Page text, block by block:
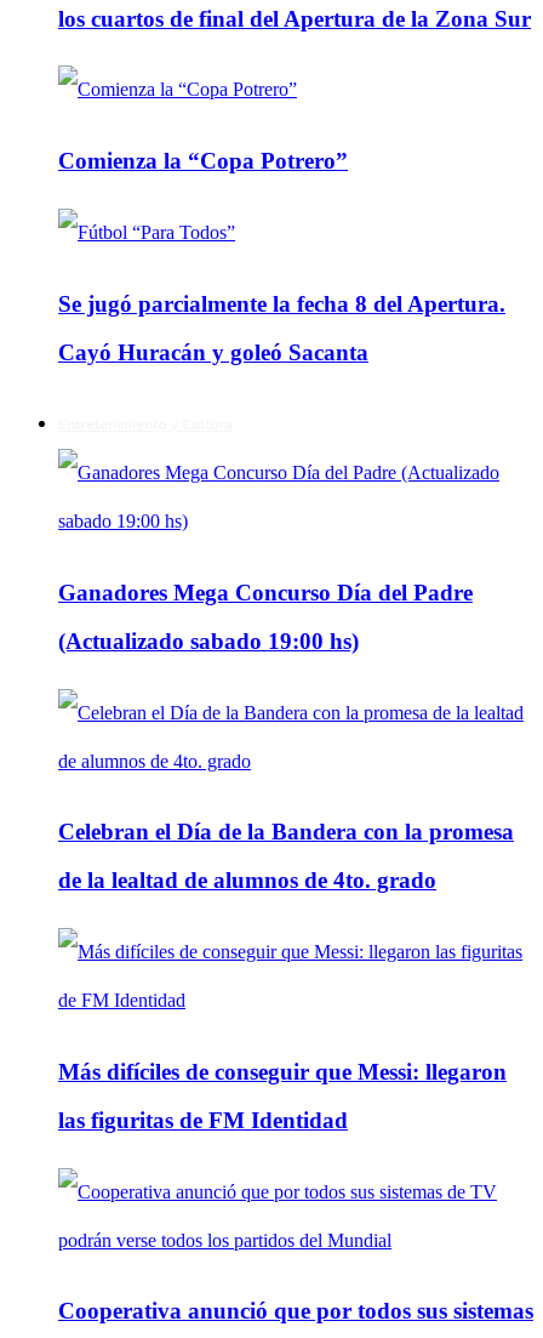
los cuartos de final del Apertura de la Zona Sur
Comienza la “Copa Potrero”
Se jugó parcialmente la fecha 8 del Apertura.
Cayó Huracán y goleó Sacanta
Ganadores Mega Concurso Día del Padre
(Actualizado sabado 19:00 hs)
Celebran el Día de la Bandera con la promesa
de la lealtad de alumnos de 4to. grado
Más difíciles de conseguir que Messi: llegaron
las figuritas de FM Identidad
Cooperativa anunció que por todos sus sistemas